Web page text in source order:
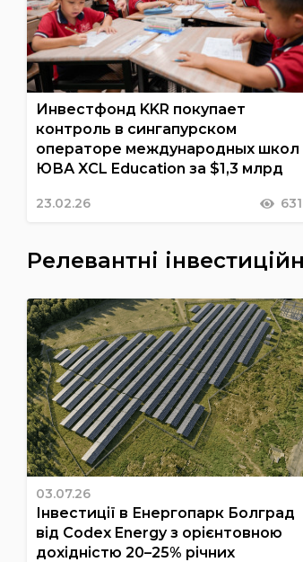
Инвестфонд KKR покупает
контроль в сингапурском
операторе международных школ
ЮВА XCL Education за $1,3 млрд
23.02.26 631
Релевантні
03.07.26
Інвестиції в Енергопарк Болград
від Codex Energy з орієнтовною
дохідністю 20–25% річних